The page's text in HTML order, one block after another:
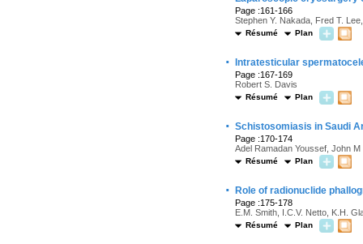
Page :161-166
Stephen Y. Nakada, Fred T.
Résumé Plan
· Intratesticular
Page :167-169
Robert S. Davis
Résumé Plan
· Schistosomiasis in Saudi
Page :170-174
Adel Ramadan Youssef, John
Résumé Plan
· Role of radionuclide
Page :175-178
E.M. Smith, I.C.V. Netto, K.H.
Résumé Plan